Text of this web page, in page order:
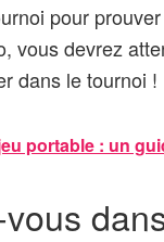
pour
vous devrez
dans le tournoi !
portable : un